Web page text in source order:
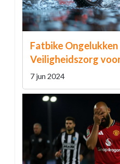
Fatbike
Veiligheidszorg
in Nederland
7 jun 2024